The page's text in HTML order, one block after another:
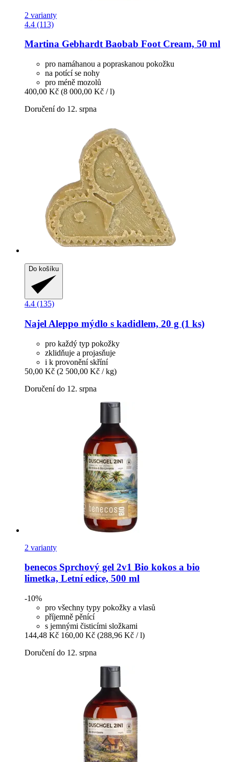
2 varianty
4.4 (113)
Martina GebhardtBaobab Foot Cream, 50 ml
pro namáhanou a popraskanou pokožku
na potící se nohy
pro méně mozolů
400,00 Kč (8 000,00 Kč / l)
Doručení do 12. srpna
Do košíku
4.4 (135)
Najel Aleppo mýdlo s kadidlem, 20 g (1 ks)
pro každý typ pokožky
zklidňuje a projasňuje
i k provonění skříní
50,00 Kč (2 500,00 Kč / kg)
Doručení do 12. srpna
2 varianty
benecos Sprchový gel 2v1 Bio kokos a bio
limetka, Letní edice, 500 ml
-10%
pro všechny typy pokožky a vlasů
příjemně pěnící
s jemnými čisticími složkami
144,48 Kč 160,00 Kč (288,96 Kč / l)
Doručení do 12. srpna